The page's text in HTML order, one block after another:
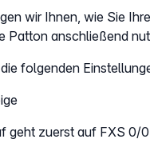
wir Ihnen, wie Sie
Patton anschließend
folgenden
geht zuerst auf FXS 0/